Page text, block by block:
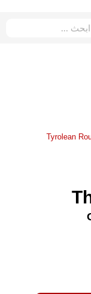
Tyrolean